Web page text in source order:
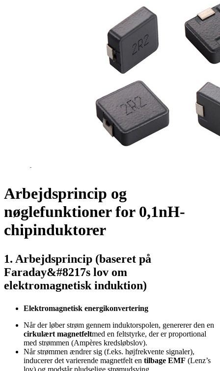
Arbejdsprincip og
nøglefunktioner for 0,1nH-
chipinduktorer
1. Arbejdsprincip (baseret på
Faraday&#8217s lov om
elektromagnetisk induktion)
Elektromagnetisk energikonvertering
Når der løber strøm gennem induktorspolen, genererer den en
cirkulært magnetfeltmed en feltstyrke, der er proportional
med strømmen (Ampères kredsløbslov).
Når strømmen ændrer sig (f.eks. højfrekvente signaler),
inducerer det varierende magnetfelt en tilbage EMF (Lenz’s
lov) og modstår pludselige strømudsving.